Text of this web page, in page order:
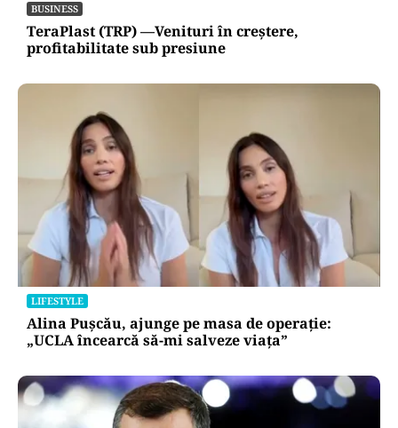
BUSINESS
TeraPlast (TRP) —Venituri în creștere,
profitabilitate sub presiune
LIFESTYLE
Alina Pușcău, ajunge pe masa de operație:
„UCLA încearcă să-mi salveze viața”